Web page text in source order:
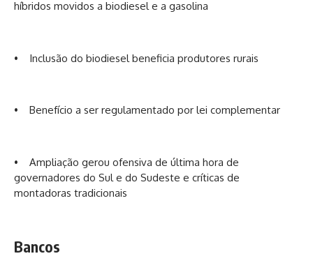
híbridos movidos a biodiesel e a gasolina
• Inclusão do biodiesel beneficia produtores rurais
• Benefício a ser regulamentado por lei complementar
• Ampliação gerou ofensiva de última hora de
governadores do Sul e do Sudeste e críticas de
montadoras tradicionais
Bancos